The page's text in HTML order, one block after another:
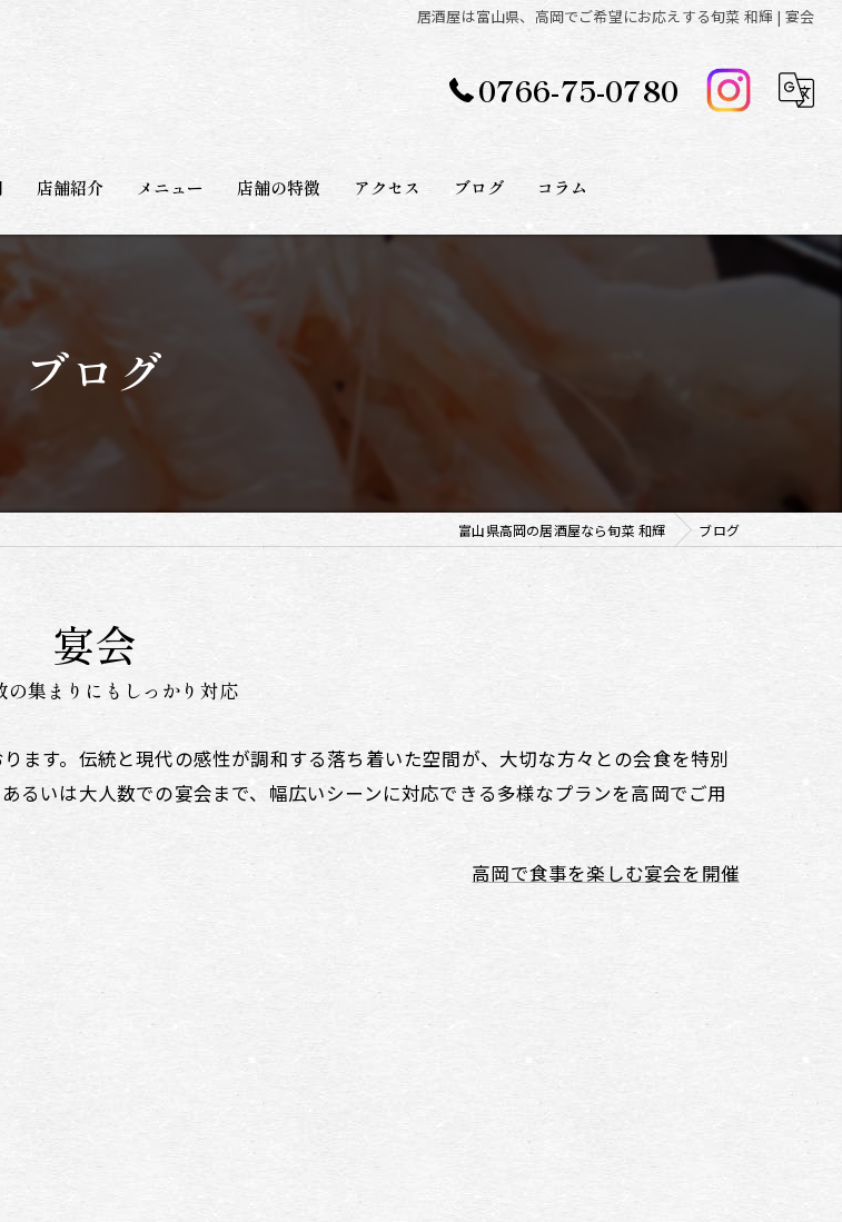
居酒屋は富山県、高岡でご希望にお応えする旬菜 和輝 | 宴会
0766-75-0780
店舗紹介 メニュー 店舗の特徴
日本酒
アクセス ブログ コラム
ブログ
富山県高岡の居酒屋なら旬菜 和輝 ブログ
宴会
の集まりにもしっかり対応
ます。伝統と現代の感性が調和する落ち着いた空間が、大切な方々との会食を特別
るいは大人数での宴会まで、幅広いシーンに対応できる多様なプランを高岡でご用
高岡で食事を楽しむ宴会を開催